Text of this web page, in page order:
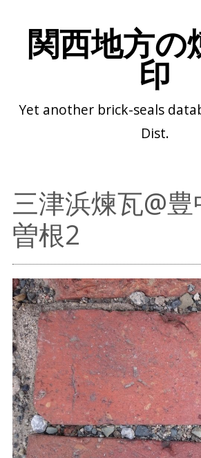
関西地方の
印
Yet another brick-seals
Dist.
三津浜煉瓦@
曽根2